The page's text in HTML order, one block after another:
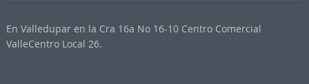
En Valledupar en la Cra 16a No 16-10 Centro Comercial
ValleCentro Local 26.